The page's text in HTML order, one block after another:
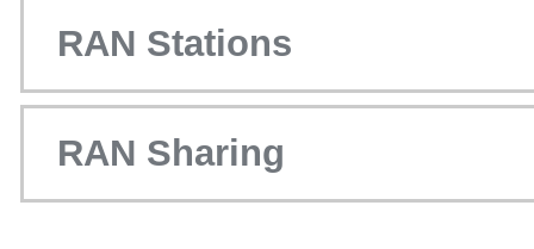
RAN Stations
RAN Sharing